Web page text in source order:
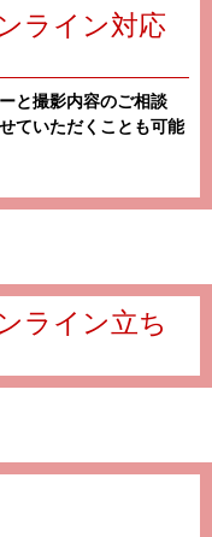
ライン対応
と撮影内容のご相談
ていただくことも可能
ライン立ち